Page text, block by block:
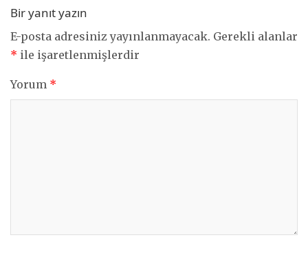
Bir yanıt yazın
E-posta adresiniz yayınlanmayacak. Gerekli alanlar
* ile işaretlenmişlerdir
Yorum *